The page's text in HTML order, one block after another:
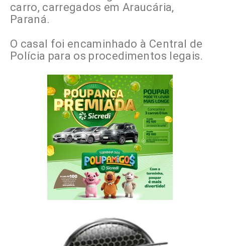
carro, carregados em Araucária,
Paraná.
O casal foi encaminhado à Central de
Polícia para os procedimentos legais.